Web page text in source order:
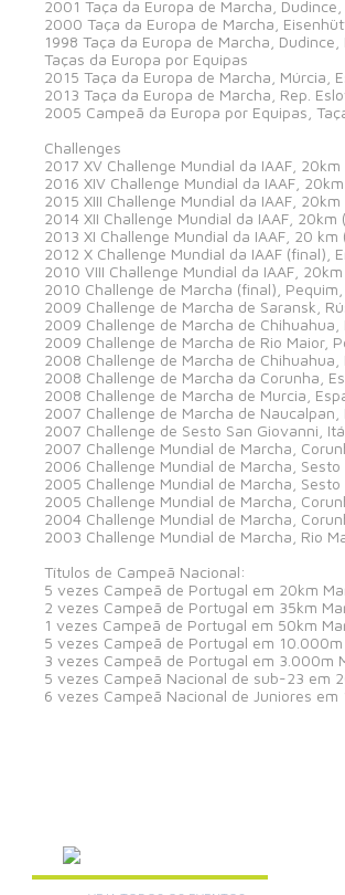
2001 Taça da Europa de Marcha,
2000 Taça da Europa de Marcha,
1998 Taça da Europa de Marcha,
Taças da Europa por Equipas
2015 Taça da Europa de Marcha, Múrcia,
2013 Taça da Europa de Marcha, Rep.
2005 Campeã da Europa por Equipas,
Challenges
2017 XV Challenge Mundial da IAAF,
2016 XIV Challenge Mundial da IAAF,
2015 XIII Challenge Mundial da IAAF, 20km
2014 XII Challenge Mundial da IAAF, 20km
2013 XI Challenge Mundial da IAAF, 20
2012 X Challenge Mundial da IAAF (final),
2010 VIII Challenge Mundial da IAAF,
2010 Challenge de Marcha (final),
2009 Challenge de Marcha de Saransk,
2009 Challenge de Marcha de Chihuahua,
2009 Challenge de Marcha de Rio Maior,
2008 Challenge de Marcha de Chihuahua,
2008 Challenge de Marcha da Corunha,
2008 Challenge de Marcha de Murcia,
2007 Challenge de Marcha de Naucalpan,
2007 Challenge de Sesto San Giovanni,
2007 Challenge Mundial de Marcha,
2006 Challenge Mundial de Marcha,
2005 Challenge Mundial de Marcha,
2005 Challenge Mundial de Marcha,
2004 Challenge Mundial de Marcha,
2003 Challenge Mundial de Marcha, Rio
Títulos de Campeã Nacional:
5 vezes Campeã de Portugal em 20km
2 vezes Campeã de Portugal em 35km
1 vezes Campeã de Portugal em 50km
5 vezes Campeã de Portugal em
3 vezes Campeã de Portugal em 3.000m
5 vezes Campeã Nacional de sub-23 em
6 vezes Campeã Nacional de Juniores em